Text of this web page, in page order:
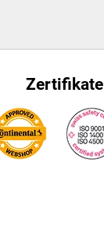
Zertifikate